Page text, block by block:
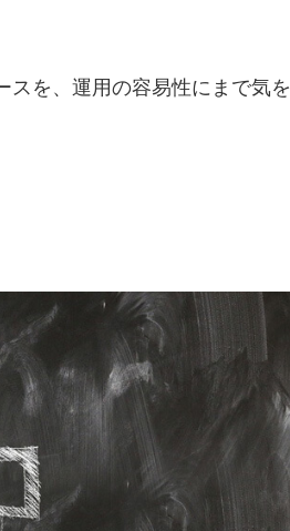
スを、運用の容易性にまで気を